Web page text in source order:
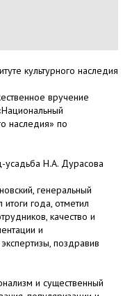
культурного наследия
вручение
наследия» по
усадьба Н.А. Дурасова
генеральный
года, отметил
качество и
и
поздравив
и существенный